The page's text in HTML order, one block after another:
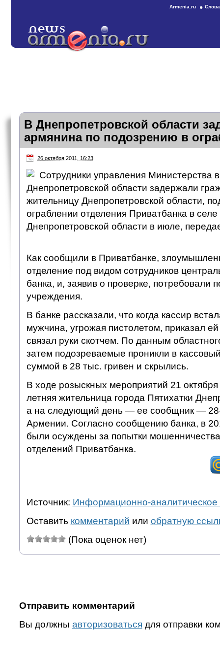
Armenia.ru
В Днепропетровской области
армянина по подозрению в
26 октября 2011, 16:23
Сотрудники управления Министерства
Днепропетровской области задержали
жительницу Днепропетровской области,
ограблении отделения Приватбанка в
Днепропетровской области в июле,
Как сообщили в Приватбанке,
отделение под видом сотрудников
банка, и, заявив о проверке, потребовали
учреждения.
В банке рассказали, что когда кассир
мужчина, угрожая пистолетом, приказал
связал руки скотчем. По данным
затем подозреваемые проникли в
суммой в 28 тыс. гривен и скрылись.
В ходе розыскных мероприятий 21
летняя жительница города Пятихатки
а на следующий день — ее сообщник —
Армении. Согласно сообщению банка, в
были осуждены за попытки
отделений Приватбанка.
Источник: Информационно-аналитическое
Оставить комментарий или обратную
(Пока оценок нет)
Отправить комментарий
Вы должны авторизоваться для отправки